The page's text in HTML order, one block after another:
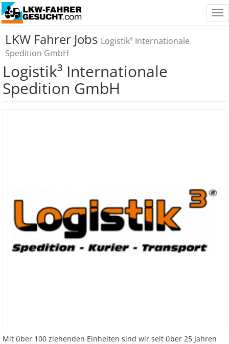
LKW Fahrer Jobs Logistik³ Internationale
Spedition GmbH
Logistik³ Internationale
Spedition GmbH
Mit über 100 ziehenden Einheiten sind wir seit über 25 Jahren